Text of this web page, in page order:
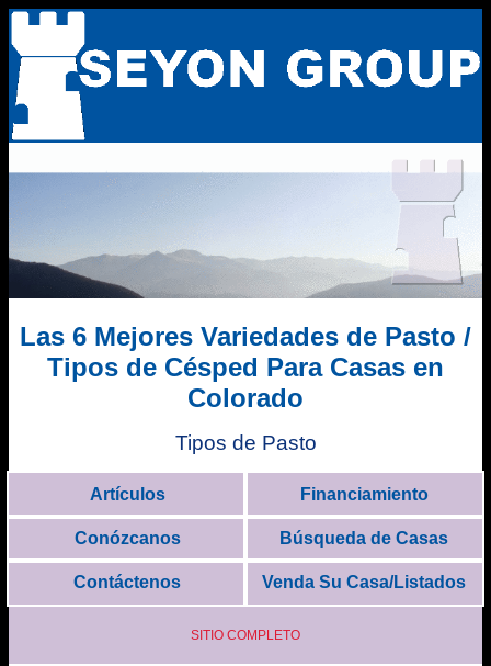
Las 6 Mejores Variedades de Pasto /
Tipos de Césped Para Casas en
Colorado
Tipos de Pasto
Artículos Financiamiento
Conózcanos Búsqueda de Casas
Contáctenos Venda Su Casa/Listados
SITIO COMPLETO